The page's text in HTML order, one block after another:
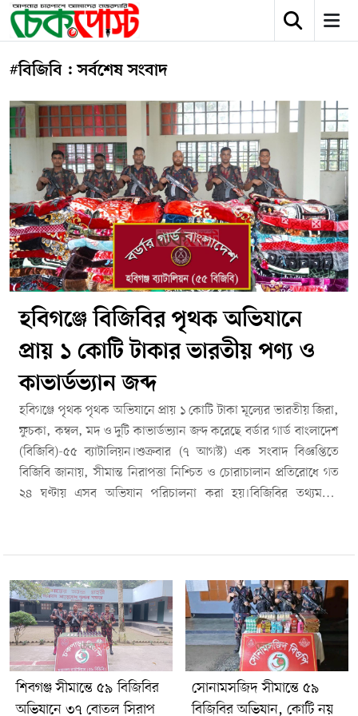
#বিজিবি : সর্বশেষ সংবাদ
হবিগঞ্জে বিজিবির পৃথক অভিযানে
প্রায় ১ কোটি টাকার ভারতীয় পণ্য ও
কাভার্ডভ্যান জব্দ
হবিগঞ্জে পৃথক পৃথক অভিযানে প্রায় ১ কোটি টাকা মূল্যের ভারতীয় জিরা,
ফুচকা, কম্বল, মদ ও দুটি কাভার্ডভ্যান জব্দ করেছে বর্ডার গার্ড বাংলাদেশ
(বিজিবি)-৫৫ ব্যাটালিয়ন।শুক্রবার (৭ আগস্ট) এক সংবাদ বিজ্ঞপ্তিতে
বিজিবি জানায়, সীমান্ত নিরাপত্তা নিশ্চিত ও চোরাচালান প্রতিরোধে গত
২৪ ঘণ্টায় এসব অভিযান পরিচালনা করা হয়।বিজিবির তথ্যমতে,
চেকপোস্ট স্থাপন করে অভিযান চালানো হয়। রাত আনুমানিক ১টার দিকে
বিজিবির উপস্থিতি টের পেয়ে চোরাকারবারিরা কাভার্ডভ্যানটি ফেলে
পালিয়ে যায়। পরে পরিত্যক্ত অবস্থায় গাড়িটি উদ্ধার করে তল্লাশি চালিয়ে
বস্তার মধ্যে সুকৌশলে লুকানো বিপুল পরিমাণ ভারতীয় জিরা উদ্ধার করা
হয়। এ সময় জিরাসহ কাভার্ডভ্যানটি জব্দ করা হয়।একই দিনে ঢাকা-
সিলেট পুরাতন মহাসড়কের সাতছড়ি চাকলাপুঞ্জি চা-বাগান এলাকায়
পরিচালিত পৃথক অভিযানে আরেকটি কাভার্ডভ্যান থেকে ভারতীয় কম্বল
জব্দ করা হয়।এছাড়া সিন্দুরখান ও কাকমারাছড়া বিওপির টহল দল
শিবগঞ্জ সীমান্তে ৫৯ বিজিবির
অভিযানে ৩৭ বোতল সিরাপ
সোনামসজিদ সীমান্তে ৫৯
বিজিবির অভিযান, কোটি নয়